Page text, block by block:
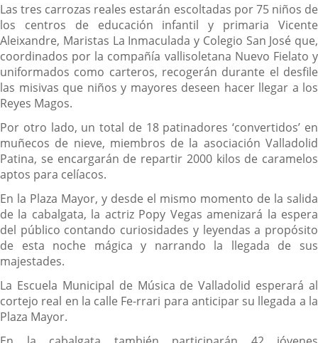
Las tres carrozas reales estarán escoltadas por 75 niños de
los centros de educación infantil y primaria Vicente
Aleixandre, Maristas La Inmaculada y Colegio San José que,
coordinados por la compañía vallisoletana Nuevo Fielato y
uniformados como carteros, recogerán durante el desfile
las misivas que niños y mayores deseen hacer llegar a los
Reyes Magos.
Por otro lado, un total de 18 patinadores ‘convertidos’ en
muñecos de nieve, miembros de la asociación Valladolid
Patina, se encargarán de repartir 2000 kilos de caramelos
aptos para celíacos.
En la Plaza Mayor, y desde el mismo momento de la salida
de la cabalgata, la actriz Popy Vegas amenizará la espera
del público contando curiosidades y leyendas a propósito
de esta noche mágica y narrando la llegada de sus
majestades.
La Escuela Municipal de Música de Valladolid esperará al
cortejo real en la calle Fe-rrari para anticipar su llegada a la
Plaza Mayor.